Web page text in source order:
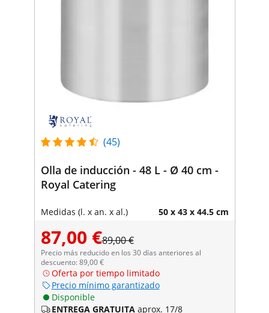
(45)
Olla de inducción - 48 L - Ø 40 cm -
Royal Catering
Medidas (l. x an. x al.) 50 x 43 x 44.5 cm
87,00 €89,00 €
Precio más reducido en los 30 días anteriores al
descuento: 89,00 €
Oferta por tiempo limitado
Precio mínimo garantizado
Disponible
ENTREGA GRATUITA aprox. 17/8